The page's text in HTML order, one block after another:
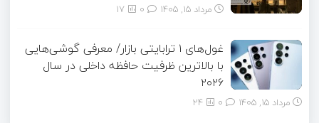
مرداد ۱۵, ۱۴۰۵ 17
غول‌های ۱ ترابایتی بازار/ معرفی گوشی‌هایی
با بالاترین ظرفیت حافظه داخلی در سال
۲۰۲۶
مرداد ۱۵, ۱۴۰۵ 24